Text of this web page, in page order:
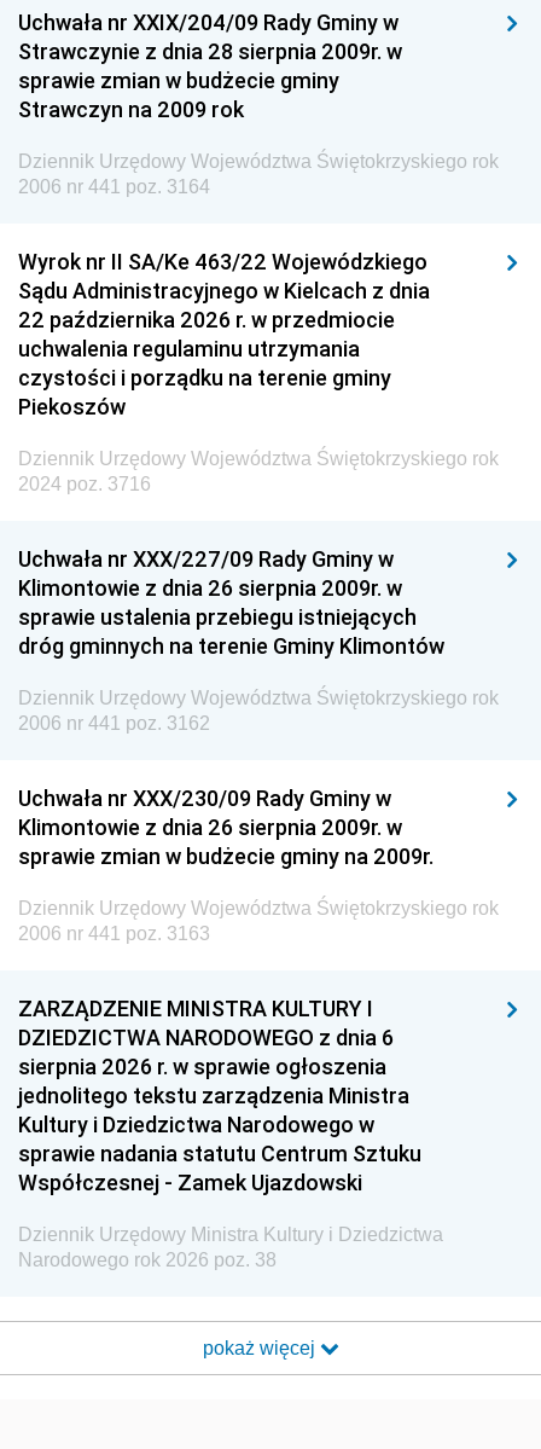
Dziennik Urzędowy Ministra Przemysłu
Dziennik Urzędowy Ministra Finansów i Gospodarki
Dziennik Urzędowy Ministra do Spraw Unii
Dziennik Urzędowy Agencji Wywiadu
Uchwała nr XXIX/204/09 Rady Gminy w
Strawczynie z dnia 28 sierpnia 2009r. w
sprawie zmian w budżecie gminy
Strawczyn na 2009 rok
Dziennik Urzędowy Województwa Świętokrzyskiego rok
2006 nr 441 poz. 3164
Wyrok nr II SA/Ke 463/22 Wojewódzkiego
Sądu Administracyjnego w Kielcach z dnia
22 października 2026 r. w przedmiocie
uchwalenia regulaminu utrzymania
czystości i porządku na terenie gminy
Piekoszów
Dziennik Urzędowy Województwa Świętokrzyskiego rok
2024 poz. 3716
Uchwała nr XXX/227/09 Rady Gminy w
Klimontowie z dnia 26 sierpnia 2009r. w
sprawie ustalenia przebiegu istniejących
dróg gminnych na terenie Gminy Klimontów
Dziennik Urzędowy Województwa Świętokrzyskiego rok
2006 nr 441 poz. 3162
Uchwała nr XXX/230/09 Rady Gminy w
Klimontowie z dnia 26 sierpnia 2009r. w
sprawie zmian w budżecie gminy na 2009r.
Dziennik Urzędowy Województwa Świętokrzyskiego rok
2006 nr 441 poz. 3163
ZARZĄDZENIE MINISTRA KULTURY I
DZIEDZICTWA NARODOWEGO z dnia 6
sierpnia 2026 r. w sprawie ogłoszenia
jednolitego tekstu zarządzenia Ministra
Kultury i Dziedzictwa Narodowego w
sprawie nadania statutu Centrum Sztuku
Współczesnej - Zamek Ujazdowski
Dziennik Urzędowy Ministra Kultury i Dziedzictwa
Narodowego rok 2026 poz. 38
pokaż więcej